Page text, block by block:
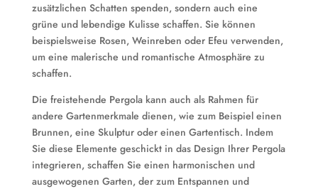
zusätzlichen Schatten spenden, sondern auch eine
grüne und lebendige Kulisse schaffen. Sie können
beispielsweise Rosen, Weinreben oder Efeu verwenden,
um eine malerische und romantische Atmosphäre zu
schaffen.
Die freistehende Pergola kann auch als Rahmen für
andere Gartenmerkmale dienen, wie zum Beispiel einen
Brunnen, eine Skulptur oder einen Gartentisch. Indem
Sie diese Elemente geschickt in das Design Ihrer Pergola
integrieren, schaffen Sie einen harmonischen und
ausgewogenen Garten, der zum Entspannen und